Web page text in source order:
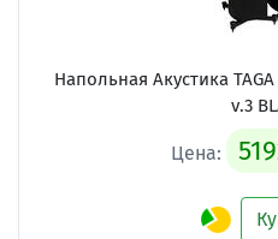
Напольная Акустика
v.3
Цена: